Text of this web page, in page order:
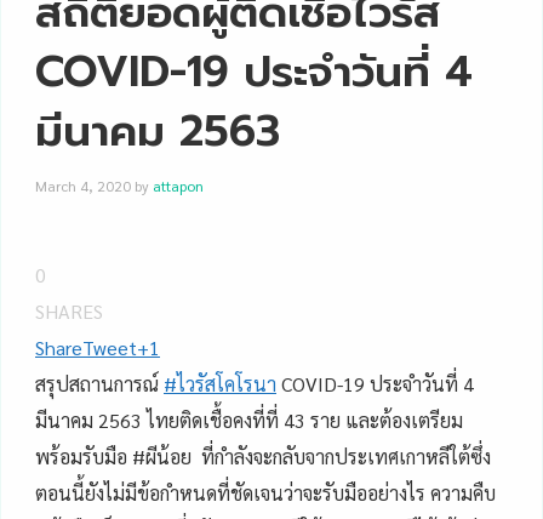
สถิติยอดผู้ติดเชื้อไวรัส
COVID-19 ประจำวันที่ 4
มีนาคม 2563
March 4, 2020 by attapon
0
SHARES
ShareTweet+1
สรุปสถานการณ์ #ไวรัสโคโรนา COVID-19 ประจำวันที่ 4
มีนาคม 2563 ไทยติดเชื้อคงที่ที่ 43 ราย และต้องเตรียม
พร้อมรับมือ #ผีน้อย ที่กำลังจะกลับจากประเทศเกาหลีใต้ซึ่ง
ตอนนี้ยังไม่มีข้อกำหนดที่ชัดเจนว่าจะรับมืออย่างไร ความคืบ